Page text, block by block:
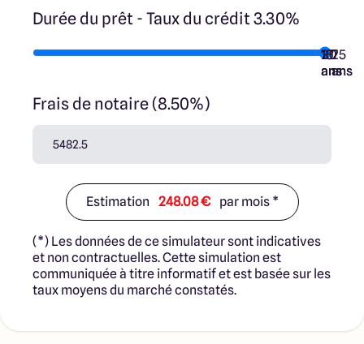
Durée du prêt - Taux du crédit 3.30%
7
ans
10
ans
15
ans
20
ans
25
ans
Frais de notaire (8.50%)
Estimation 248.08 € par mois *
(*) Les données de ce simulateur sont indicatives
et non contractuelles. Cette simulation est
communiquée à titre informatif et est basée sur les
taux moyens du marché constatés.